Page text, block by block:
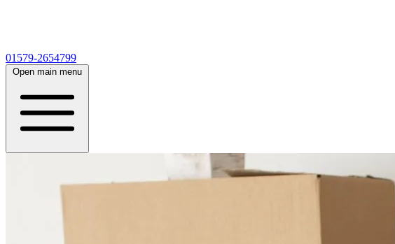
01579-2654799
Open main menu